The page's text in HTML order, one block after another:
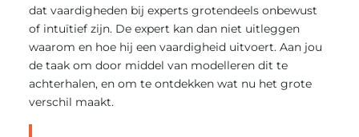
dat vaardigheden bij experts grotendeels onbewust
of intuïtief zijn. De expert kan dan niet uitleggen
waarom en hoe hij een vaardigheid uitvoert. Aan jou
de taak om door middel van modelleren dit te
achterhalen, en om te ontdekken wat nu het grote
verschil maakt.